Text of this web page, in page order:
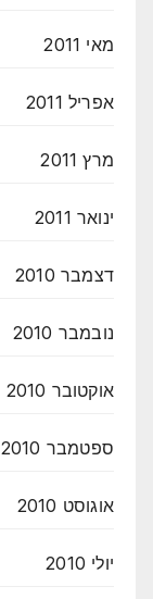
מאי 2011
אפריל 2011
מרץ 2011
ינואר 2011
דצמבר 2010
נובמבר 2010
אוקטובר 2010
ספטמבר 2010
אוגוסט 2010
יולי 2010